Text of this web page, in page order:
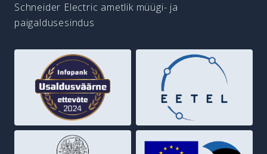
Schneider Electric ametlik müügi- ja
paigaldusesindus